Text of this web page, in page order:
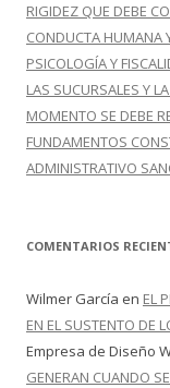
RIGIDEZ QUE DEBE
CONDUCTA HUMANA
PSICOLOGÍA Y
LAS SUCURSALES Y
MOMENTO SE DEBE
FUNDAMENTOS
ADMINISTRATIVO
COMENTARIOS
Wilmer García en EL
EN EL SUSTENTO DE
Empresa de Diseño
GENERAN CUANDO